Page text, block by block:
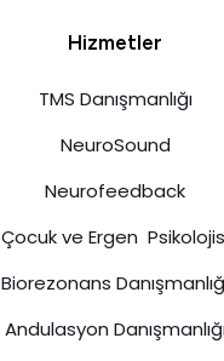
Hizmetler
TMS Danışmanlığı
NeuroSound
Neurofeedback
Çocuk ve Ergen
Biorezonans
Andulasyon